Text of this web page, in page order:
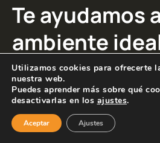
Te ayudamos
ambiente
NAVEGACIÓN
Home
Carpintería
Utilizamos cookies para ofrecerte
nuestra web.
Puedes aprender más sobre qué
desactivarlas en los ajustes.
Aceptar Ajustes